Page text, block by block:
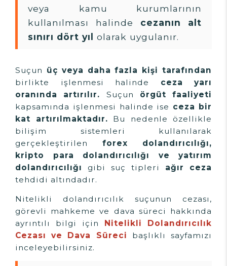
veya kamu kurumlarının
kullanılması halinde cezanın alt
sınırı dört yıl olarak uygulanır.
Suçun üç veya daha fazla kişi tarafından
birlikte işlenmesi halinde ceza yarı
oranında artırılır. Suçun örgüt faaliyeti
kapsamında işlenmesi halinde ise ceza bir
kat artırılmaktadır. Bu nedenle özellikle
bilişim sistemleri kullanılarak
gerçekleştirilen forex dolandırıcılığı,
kripto para dolandırıcılığı ve yatırım
dolandırıcılığı
gibi suç tipleri ağır ceza
tehdidi altındadır.
Nitelikli dolandırıcılık suçunun cezası,
görevli mahkeme ve dava süreci hakkında
ayrıntılı bilgi için Nitelikli Dolandırıcılık
Cezası ve Dava Süreci başlıklı sayfamızı
inceleyebilirsiniz.